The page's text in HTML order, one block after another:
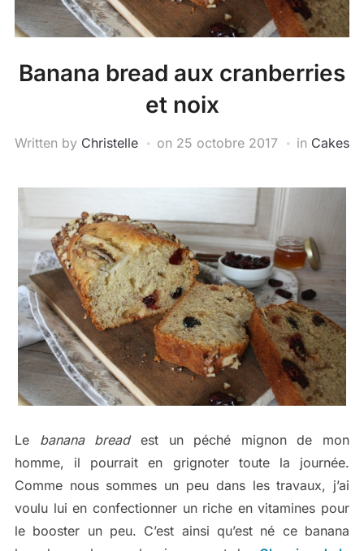
Banana bread aux cranberries
et noix
Written by Christelle on 25 octobre 2017 in Cakes
Le banana breadest un péché mignon de mon
homme, il pourrait en grignoter toute la journée.
Comme nous sommes un peu dans les travaux, j’ai
voulu lui en confectionner un riche en vitamines pour
le booster un peu. C’est ainsi qu’est né ce banana